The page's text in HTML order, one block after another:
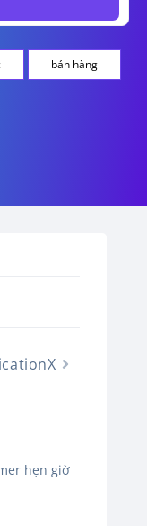
bán hàng
hẹn giờ